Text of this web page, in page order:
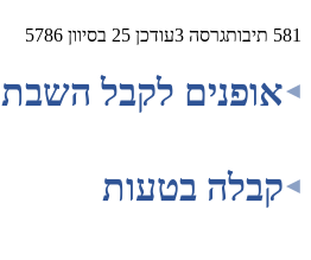
581 תיבותגרסה 3עודכן 25 בסיוון 5786
אופנים לקבל השבת
קבלה בטעות